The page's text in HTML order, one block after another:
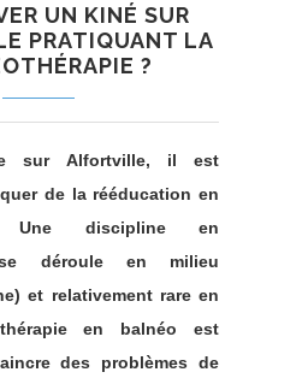
UN KINÉ SUR
PRATIQUANT LA
?
sur Alfortville, il est
de la rééducation en
Une discipline en
se déroule en milieu
et relativement rare en
en balnéo est
des problèmes de